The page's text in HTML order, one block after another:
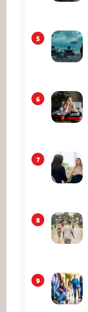
5
6
7
8
9